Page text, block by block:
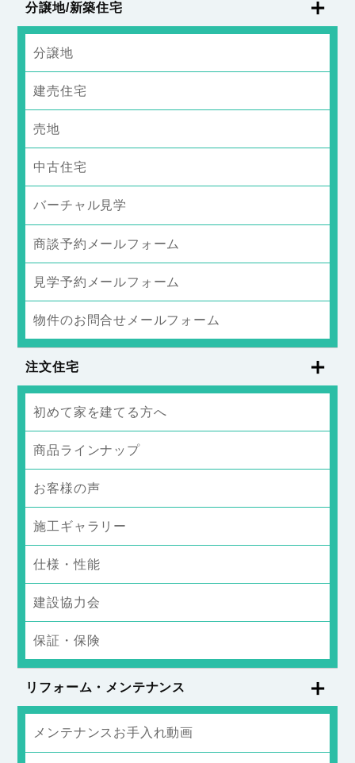
分譲地/新築住宅
分譲地
建売住宅
売地
中古住宅
バーチャル見学
商談予約メールフォーム
見学予約メールフォーム
物件のお問合せメールフォーム
注文住宅
初めて家を建てる方へ
商品ラインナップ
お客様の声
施工ギャラリー
仕様・性能
建設協力会
保証・保険
リフォーム・メンテナンス
メンテナンスお手入れ動画